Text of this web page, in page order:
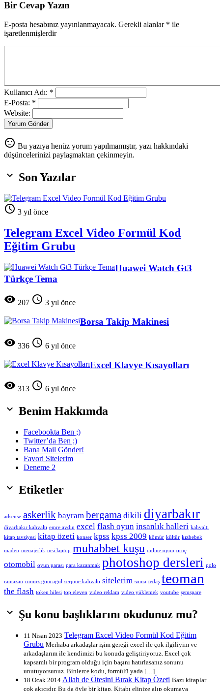
Bir Cevap Yazın
E-posta hesabınız yayınlanmayacak. Gerekli alanlar * ile
işaretlenmişlerdir
Kullanıcı Adı: *
E-Posta: *
Website:
Yorum Gönder
sentiment_neutral Bu yazıya henüz yorum yapılmamıştır, yazı hakkındaki
düşüncelerinizi paylaşmaktan çekinmeyin.
 Son Yazılar
 3 yıl önce
Telegram Excel Video Formül Kod
Eğitim Grubu
Huawei Watch Gt3
Türkçe Tema
 207  3 yıl önce
Borsa Takip Makinesi
 336  6 yıl önce
Excel Klavye Kısayolları
 313  6 yıl önce
 Benim Hakkımda
Facebookta Ben ;)
Twitter’da Ben ;)
Bana Mail Gönder!
Favori Sitelerim
Deneme 2
 Etiketler
adsense askerlik bayram bergama dikili diyarbakır
diyarbakır kahvaltı emre aydın excel flash oyun insanlık halleri kahvaltı
kitap tavsiyesi kitap özeti konser kpss kpss 2009 kömür kültür kızbebek
maden menajerlik msi laptop muhabbet kuşu online oyun oruç
otomobil oyun parası para kazanmak photoshop dersleri polo
ramazan rumuz goncagül serpme kahvaltı sitelerim soma tedaş teoman
the flash token hilesi top eleven video reklam video yüklemek youtube şemspare
 Şu konu başlıklarını okudunuz mu?
11 Nisan 2023 Telegram Excel Video Formül Kod Eğitim
Grubu Merhaba arkadaşlar işim gereği excel ile çok ilgiliyim ve
arkadaşlarım ile kendimizi bu konuda geliştiriyoruz. Excel çok
kapsamlı bir program olduğu için başını hatırlasanız sonunu
unutuyorsunuz. Binlerce kodu, formülü yada […]
18 Ocak 2014 Allah de Ötesini Bırak Kitap Özeti Bazı kitaplar
çok akıcıdır. Bu da öyle bir kitap. Kitabı elinize alıp okumaya